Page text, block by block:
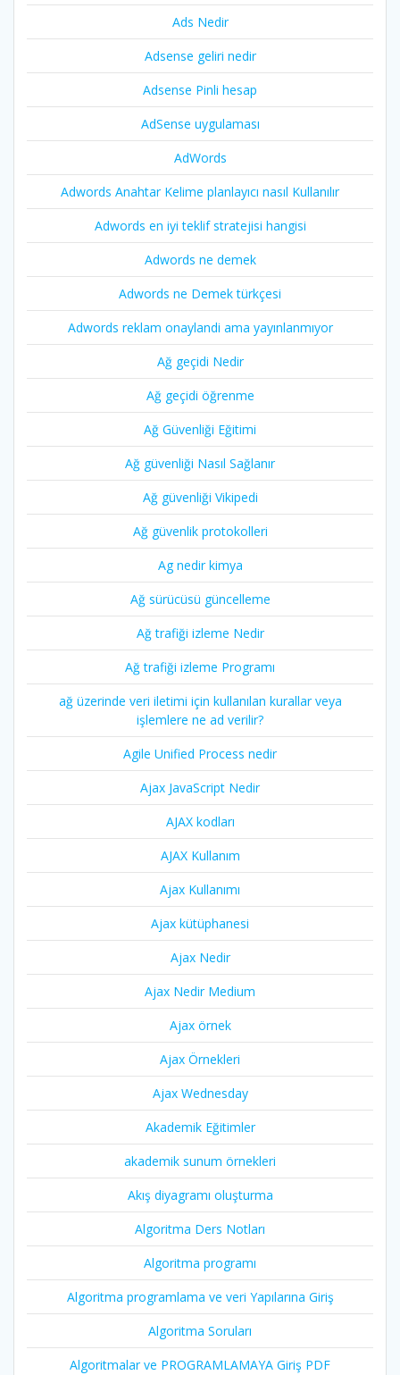
Ads Nedir
Adsense geliri nedir
Adsense Pinli hesap
AdSense uygulaması
AdWords
Adwords Anahtar Kelime planlayıcı nasıl Kullanılır
Adwords en iyi teklif stratejisi hangisi
Adwords ne demek
Adwords ne Demek türkçesi
Adwords reklam onaylandi ama yayınlanmıyor
Ağ geçidi Nedir
Ağ geçidi öğrenme
Ağ Güvenliği Eğitimi
Ağ güvenliği Nasıl Sağlanır
Ağ güvenliği Vikipedi
Ağ güvenlik protokolleri
Ag nedir kimya
Ağ sürücüsü güncelleme
Ağ trafiği izleme Nedir
Ağ trafiği izleme Programı
ağ üzerinde veri iletimi için kullanılan kurallar veya
işlemlere ne ad verilir?
Agile Unified Process nedir
Ajax JavaScript Nedir
AJAX kodları
AJAX Kullanım
Ajax Kullanımı
Ajax kütüphanesi
Ajax Nedir
Ajax Nedir Medium
Ajax örnek
Ajax Örnekleri
Ajax Wednesday
Akademik Eğitimler
akademik sunum örnekleri
Akış diyagramı oluşturma
Algoritma Ders Notları
Algoritma programı
Algoritma programlama ve veri Yapılarına Giriş
Algoritma Soruları
Algoritmalar ve PROGRAMLAMAYA Giriş PDF